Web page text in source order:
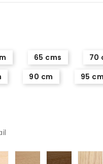
65 cms
70
90 cm 95 cm
Hêtre
Hêtre